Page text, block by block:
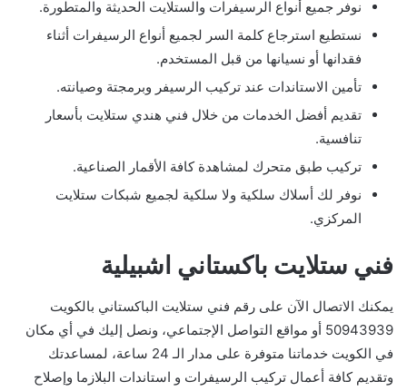
نوفر جميع أنواع الرسيفرات والستلايت الحديثة والمتطورة.
نستطيع استرجاع كلمة السر لجميع أنواع الرسيفرات أثناء
فقدانها أو نسيانها من قبل المستخدم.
تأمين الاستاندات عند تركيب الرسيفر وبرمجتة وصيانته.
تقديم أفضل الخدمات من خلال فني هندي ستلايت بأسعار
تنافسية.
تركيب طبق متحرك لمشاهدة كافة الأقمار الصناعية.
نوفر لك أسلاك سلكية ولا سلكية لجميع شبكات ستلايت
المركزي.
فني ستلايت باكستاني اشبيلية
يمكنك الاتصال الآن على رقم فني ستلايت الباكستاني بالكويت
50943939 أو مواقع التواصل الإجتماعي، ونصل إليك في أي مكان
في الكويت خدماتنا متوفرة على مدار الـ 24 ساعة، لمساعدتك
وتقديم كافة أعمال تركيب الرسيفرات و استاندات البلازما وإصلاح